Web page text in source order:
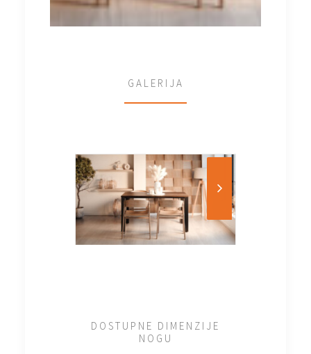
GALERIJA
DOSTUPNE DIMENZIJE
NOGU